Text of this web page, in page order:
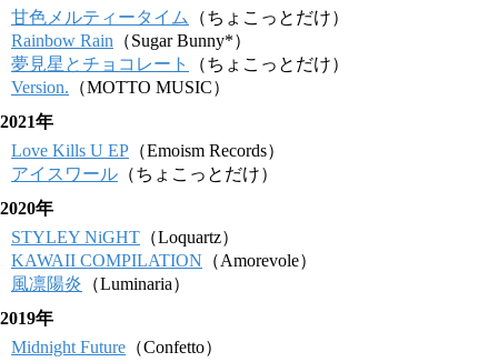
甘色メルティータイム
（ちょこっとだけ）
Rainbow Rain （Sugar Bunny*）
夢見星とチョコレート
（ちょこっとだけ）
Version. （MOTTO MUSIC）
2021年
Love Kills U EP （Emoism Records）
アイスワール （ちょこっとだけ）
2020年
STYLEY NiGHT （Loquartz）
KAWAII COMPILATION （Amorevole）
風凛陽炎 （Luminaria）
2019年
Midnight Future （Confetto）